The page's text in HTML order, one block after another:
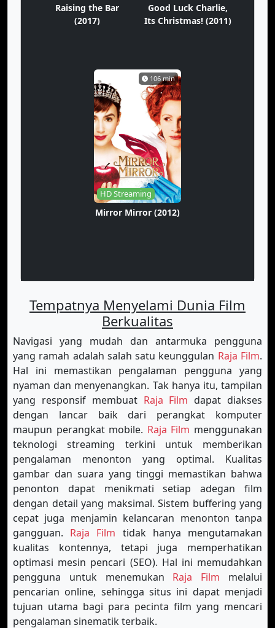
Raising the Bar
(2017)
Good Luck Charlie,
Its Christmas! (2011)
106 min
HD Streaming
Mirror Mirror (2012)
Tempatnya Menyelami Dunia Film
Berkualitas
Navigasi yang mudah dan antarmuka pengguna
yang ramah adalah salah satu keunggulan Raja Film.
Hal ini memastikan pengalaman pengguna yang
nyaman dan menyenangkan. Tak hanya itu, tampilan
yang responsif membuat Raja Film dapat diakses
dengan lancar baik dari perangkat komputer
maupun perangkat mobile. Raja Film menggunakan
teknologi streaming terkini untuk memberikan
pengalaman menonton yang optimal. Kualitas
gambar dan suara yang tinggi memastikan bahwa
penonton dapat menikmati setiap adegan film
dengan detail yang maksimal. Sistem buffering yang
cepat juga menjamin kelancaran menonton tanpa
gangguan. Raja Film tidak hanya mengutamakan
kualitas kontennya, tetapi juga memperhatikan
optimasi mesin pencari (SEO). Hal ini memudahkan
pengguna untuk menemukan Raja Film melalui
pencarian online, sehingga situs ini dapat menjadi
tujuan utama bagi para pecinta film yang mencari
pengalaman sinematik terbaik.